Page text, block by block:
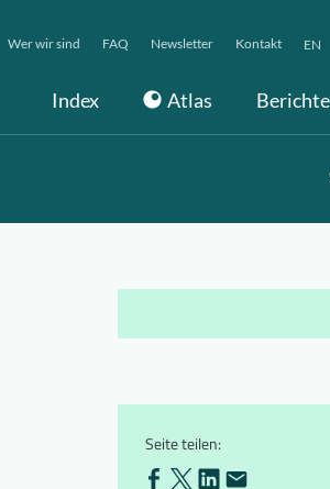
Index Atlas Berichte
Wer wir sind FAQ Newsletter Kontakt EN
Seite teilen: